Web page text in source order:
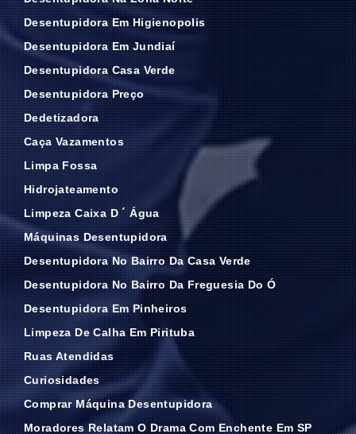
Desentupidora Em Higienopolis
Desentupidora Em Jundiaí
Desentupidora Casa Verde
Desentupidora Preço
Dedetizadora
Caça Vazamentos
Limpa Fossa
Hidrojateamento
Limpeza Caixa D ´ Água
Máquinas Desentupidora
Desentupidora No Bairro Da Casa Verde
Desentupidora No Bairro Da Freguesia Do Ó
Desentupidora Em Pinheiros
Limpeza De Calha Em Pirituba
Ruas Atendidas
Curiosidades
Comprar Máquina Desentupidora
Moradores Relatam O Drama Com Enchente Em SP